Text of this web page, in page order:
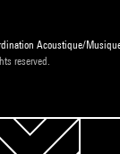
Acoustique/
reserved.